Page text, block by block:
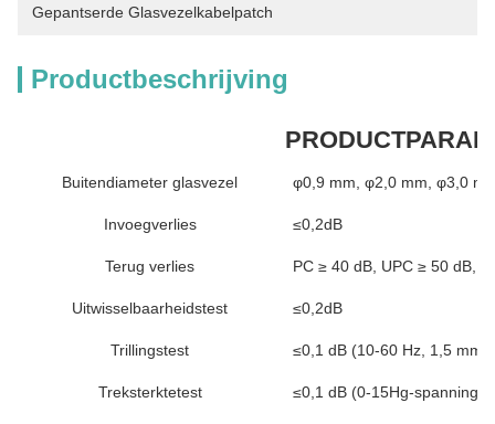
Gepantserde Glasvezelkabelpatch
Productbeschrijving
Buitendiameter glasvezel φ0,9 mm, φ2,0 mm, φ3,0
Invoegverlies ≤0,2dB
Terug verlies PC ≥ 40 dB, UPC ≥ 50 dB,
Uitwisselbaarheidstest ≤0,2dB
Trillingstest ≤0,1 dB (10-60 Hz, 1,5 mm
Treksterktetest ≤0,1 dB (0-15Hg-spanning,